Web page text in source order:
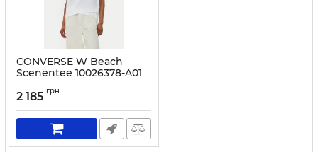
CONVERSE W Beach
Scenentee 10026378-A01
Артикул:
2 185 грн